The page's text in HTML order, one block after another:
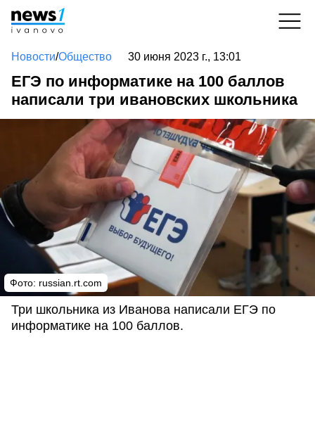
Новости/Общество 30 июня 2023 г., 13:01
ЕГЭ по информатике на 100 баллов
написали три ивановских школьника
Фото: russian.rt.com
Три школьника из Иванова написали ЕГЭ по
информатике на 100 баллов.